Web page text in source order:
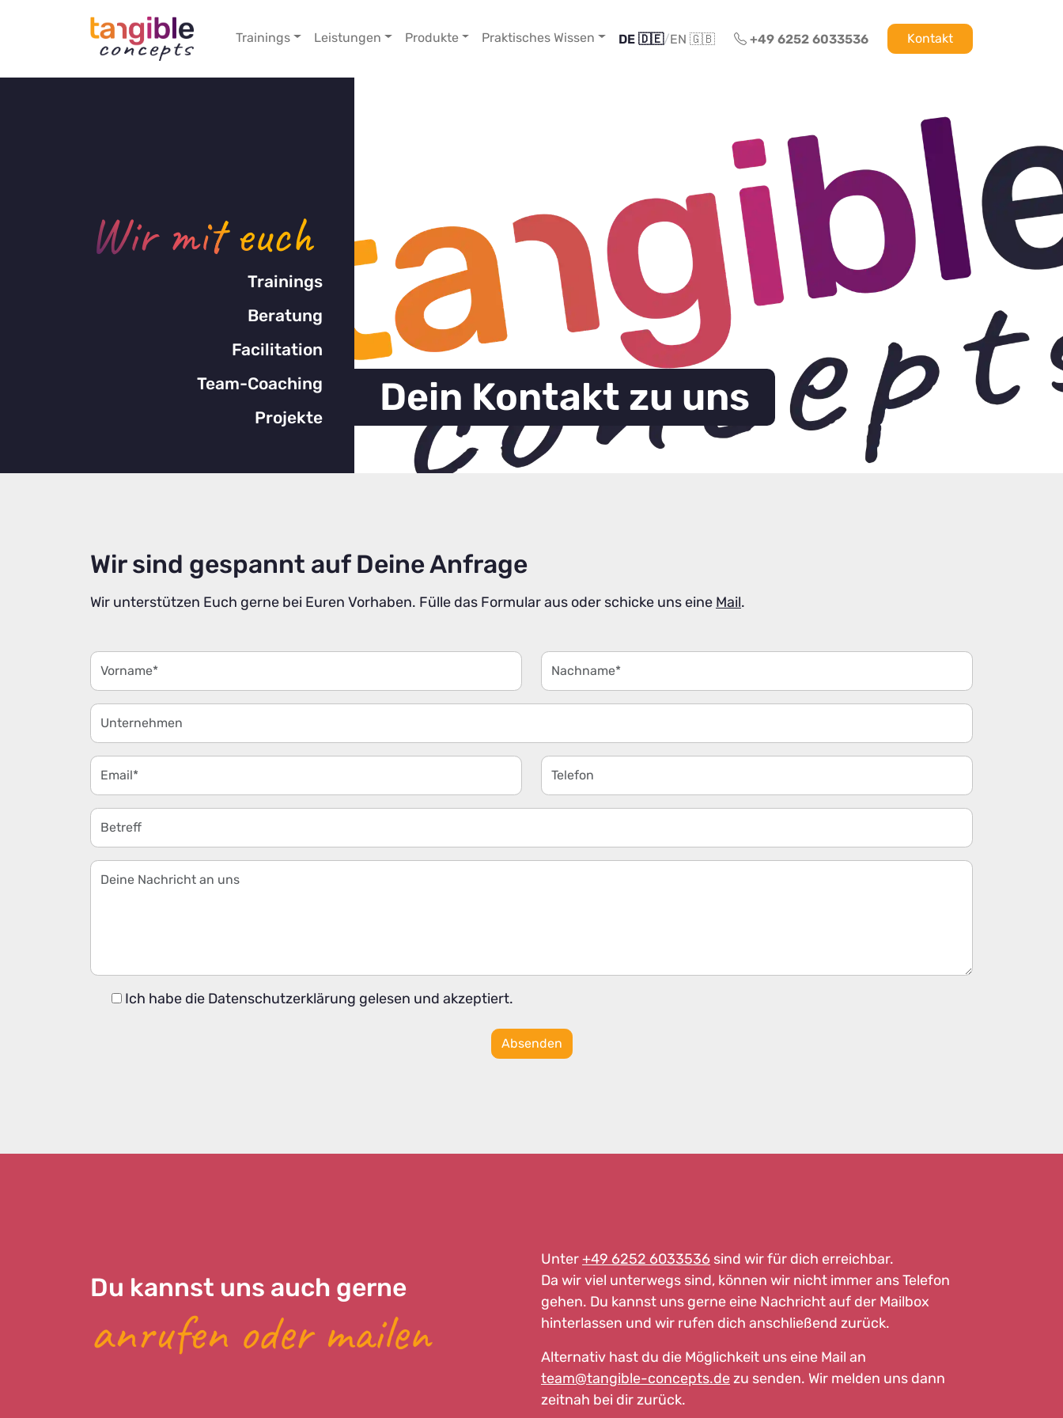
Trainings Leistungen Produkte Praktisches Wissen DE 🇩🇪/EN 🇬🇧 +49 6252 6033536 Kontakt
Wir mit euch
Trainings
Beratung
Facilitation
Team-Coaching
Projekte
Dein Kontakt zu uns
Wir sind gespannt auf Deine Anfrage
Wir unterstützen Euch gerne bei Euren Vorhaben. Fülle das Formular aus oder schicke uns eine Mail.
Ich habe die Datenschutzerklärung gelesen und akzeptiert.
Absenden
Du kannst uns auch gerne
anrufen oder mailen
Unter+49 6252 6033536 sind wir für dich erreichbar.
Da wir viel unterwegs sind, können wir nicht immer ans Telefon
gehen. Du kannst uns gerne eine Nachricht auf der Mailbox
hinterlassen und wir rufen dich anschließend zurück.
Alternativ hast du die Möglichkeit uns eine Mail an
team@tangible-concepts.dezu senden. Wir melden uns dann
zeitnah bei dir zurück.